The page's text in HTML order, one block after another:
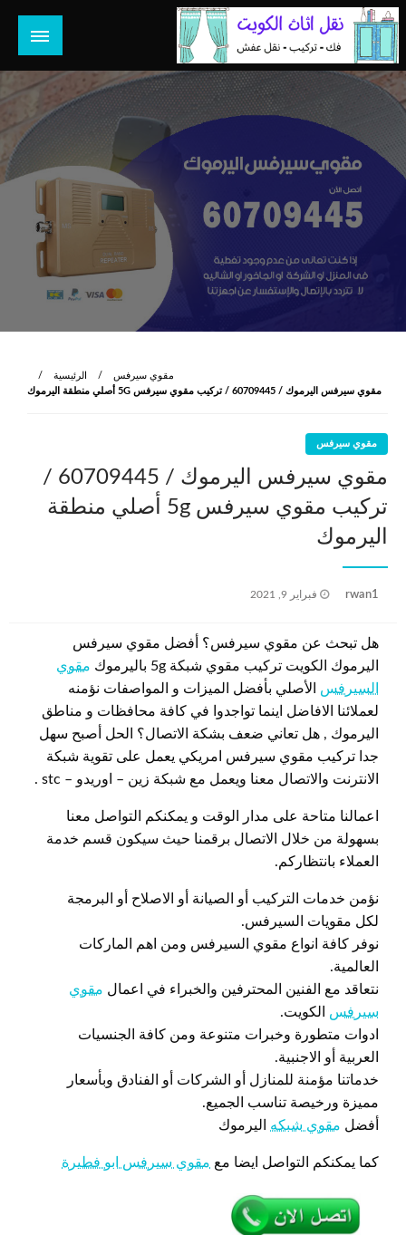
التخطي
إلى
المحتوى
هل تبحث
هل تبحث عن أفضل خدمات بالكويت؟ خدمة فك نقل تركيب صيانة
تصليح جميع الخدمات المنزلية في الكويت
الرئيسية
مقوي سيرفس
مقوي سيرفس اليرموك / 60709445 / تركيب مقوي سيرفس 5G أصلي منطقة اليرموك
مقوي سيرفس
مقوي سيرفس اليرموك / 60709445 /
تركيب مقوي سيرفس 5g أصلي منطقة
اليرموك
rwan1
نُشر
فبراير 9, 2021
هل تبحث عن مقوي سيرفس؟ أفضل مقوي سيرفس
اليرموك الكويت تركيب مقوي شبكة 5g باليرموك
مقوي
السيرفس الأصلي بأفضل الميزات و المواصفات نؤمنه
لعملائنا الافاضل اينما تواجدوا في كافة محافظات و مناطق
اليرموك , هل تعاني ضعف بشكة الاتصال؟ الحل أصبح سهل
جدا تركيب مقوي سيرفس امريكي يعمل على تقوية شبكة
الانترنت والاتصال معنا ويعمل مع شبكة زين – اوريدو – stc .
اعمالنا متاحة على مدار الوقت و يمكنكم التواصل معنا
بسهولة من خلال الاتصال برقمنا حيث سيكون قسم خدمة
العملاء بانتظاركم.
نؤمن خدمات التركيب أو الصيانة أو الاصلاح أو البرمجة
لكل مقويات السيرفس.
نوفر كافة انواع مقوي السيرفس ومن اهم الماركات
العالمية.
نتعاقد مع الفنين المحترفين والخبراء في اعمال مقوي
سيرفس الكويت.
ادوات متطورة وخبرات متنوعة ومن كافة الجنسيات
العربية أو الاجنبية.
خدماتنا مؤمنة للمنازل أو الشركات أو الفنادق وبأسعار
مميزة ورخيصة تناسب الجميع.
أفضل مقوي شبكه اليرموك
كما يمكنكم التواصل ايضا مع مقوي سيرفس ابو فطيرة